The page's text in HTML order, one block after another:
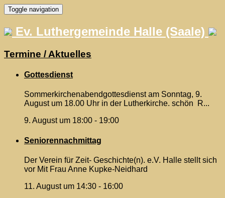
Skip
to
content
Toggle navigation
Ev. Luthergemeinde Halle (Saale)
Termine / Aktuelles
Gottesdienst
Sommerkirchenabendgottesdienst am Sonntag, 9.
August um 18.00 Uhr in der Lutherkirche. schön R...
9. August um 18:00 - 19:00
Seniorennachmittag
Der Verein für Zeit- Geschichte(n). e.V. Halle stellt sich
vor Mit Frau Anne Kupke-Neidhard
11. August um 14:30 - 16:00